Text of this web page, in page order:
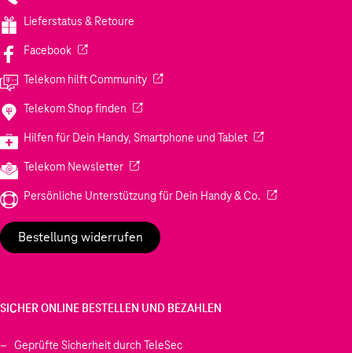
Lieferstatus & Retoure
Facebook(Wird in einem neuen Tab geöffnet)
Telekom hilft Community(Wird in einem neuen Tab geöffnet)
Telekom Shop finden (Wird in einem neuen Tab geöffnet)
Hilfen für Dein Handy, Smartphone und Tablet(Wird in einem
Telekom Newsletter(Wird in einem neuen Tab geöffnet)
Persönliche Unterstützung für Dein Handy & Co. (Wird in einem
Bestellung widerrufen
SICHER ONLINE BESTELLEN UND BEZAHLEN
Geprüfte Sicherheit durch TeleSec